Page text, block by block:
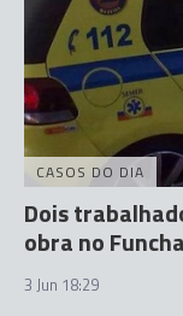
CASOS DO DIA
Dois
obra no
3 Jun 18:29